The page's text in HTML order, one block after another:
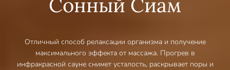
Отличный способ релаксации организма и получение
максимального эффекта от массажа. Прогрев в
инфракрасной сауне снимет усталость, раскрывает поры и